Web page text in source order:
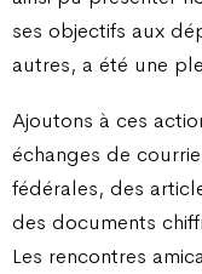
ses objectifs aux
autres, a été une
Ajoutons à ces
échanges de
fédérales, des
des documents
Les rencontres